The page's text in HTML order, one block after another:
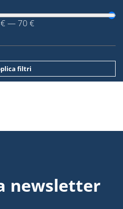
€ — 70 €
filtri
newsletter